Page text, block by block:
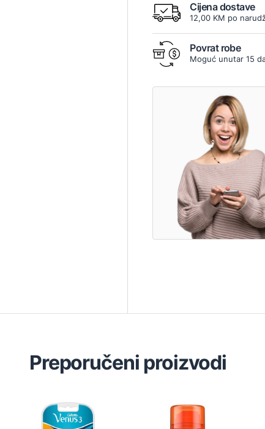
Cijena dostave
12,00 KM po
Povrat robe
Moguć unutar 15
Preporučeni proizvodi